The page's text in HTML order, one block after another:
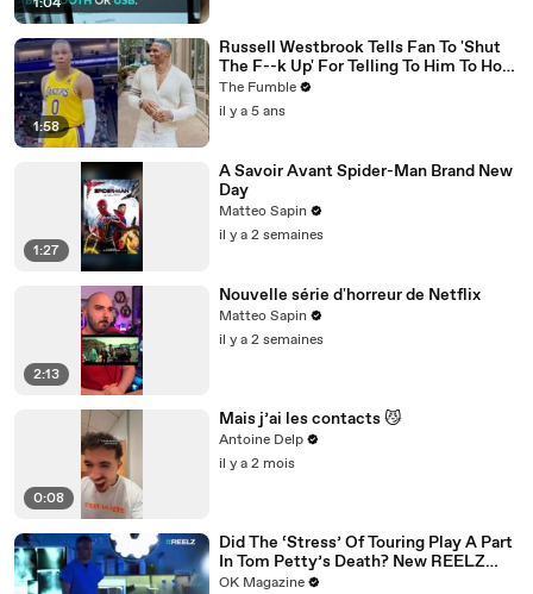
1:58
Russell Westbrook Tells Fan To 'Shut
The F--k Up' For Telling To Him To How
To Play Better
The Fumble
il y a 5 ans
1:27
A Savoir Avant Spider-Man Brand New
Day
Matteo Sapin
il y a 2 semaines
2:13
Nouvelle série d'horreur de Netflix
Matteo Sapin
il y a 2 semaines
0:08
Mais j’ai les contacts 😼
Antoine Delp
il y a 2 mois
Did The ‘Stress’ Of Touring Play A Part
In Tom Petty’s Death? New REELZ
Doc Dives Deeper: Watch
OK Magazine